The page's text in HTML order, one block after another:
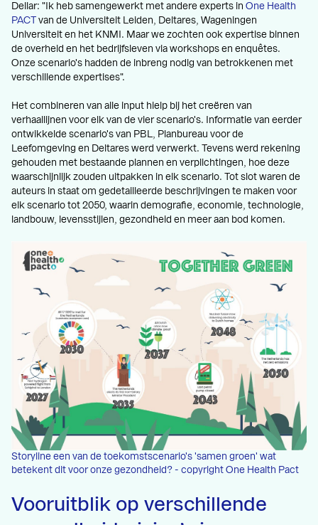
Dellar: "Ik heb samengewerkt met andere experts in One Health
PACT van de Universiteit Leiden, Deltares, Wageningen
Universiteit en het KNMI. Maar we zochten ook expertise binnen
de overheid en het bedrijfsleven via workshops en enquêtes.
Onze scenario's hadden de inbreng nodig van betrokkenen met
verschillende expertises".
Het combineren van alle input hielp bij het creëren van
verhaallijnen voor elk van de vier scenario's. Informatie van eerder
ontwikkelde scenario's van PBL, Planbureau voor de
Leefomgeving en Deltares werd verwerkt. Tevens werd rekening
gehouden met bestaande plannen en verplichtingen, hoe deze
waarschijnlijk zouden uitpakken in elk scenario. Tot slot waren de
auteurs in staat om gedetailleerde beschrijvingen te maken voor
elk scenario tot 2050, waarin demografie, economie, technologie,
landbouw, levensstijlen, gezondheid en meer aan bod komen.
Storyline een van de toekomstscenario's 'samen groen' wat
betekent dit voor onze gezondheid? - copyright One Health Pact
Vooruitblik op verschillende